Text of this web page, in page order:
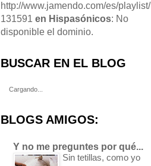
http://www.jamendo.com/es/playlist/
131591 en Hispasónicos: No
disponible el dominio.
BUSCAR EN EL BLOG
Cargando...
BLOGS AMIGOS:
Y no me preguntes por qué...
Sin tetillas, como yo